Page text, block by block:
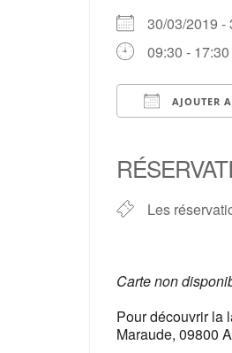
30/03/2019
09:30 - 17:30
AJOUTER
Les
Carte non
Pour découvrir la
Maraude, 09800